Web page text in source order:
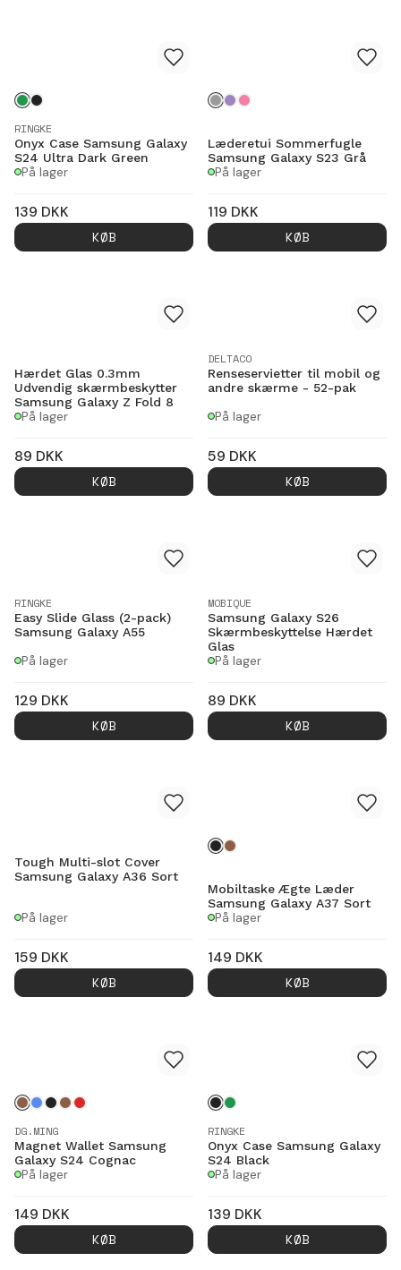
RINGKE
Onyx Case Samsung Galaxy
S24 Ultra Dark Green
På lager
139 DKK
KØB
Læderetui Sommerfugle
Samsung Galaxy S23 Grå
På lager
119 DKK
KØB
Hærdet Glas 0.3mm
Udvendig skærmbeskytter
Samsung Galaxy Z Fold 8
På lager
89 DKK
KØB
DELTACO
Renseservietter til mobil og
andre skærme - 52-pak
På lager
59 DKK
KØB
RINGKE
Easy Slide Glass (2-pack)
Samsung Galaxy A55
På lager
129 DKK
KØB
MOBIQUE
Samsung Galaxy S26
Skærmbeskyttelse Hærdet
Glas
På lager
89 DKK
KØB
Tough Multi-slot Cover
Samsung Galaxy A36 Sort
På lager
159 DKK
KØB
Mobiltaske Ægte Læder
Samsung Galaxy A37 Sort
På lager
149 DKK
KØB
DG.MING
Magnet Wallet Samsung
Galaxy S24 Cognac
På lager
149 DKK
KØB
RINGKE
Onyx Case Samsung Galaxy
S24 Black
På lager
139 DKK
KØB